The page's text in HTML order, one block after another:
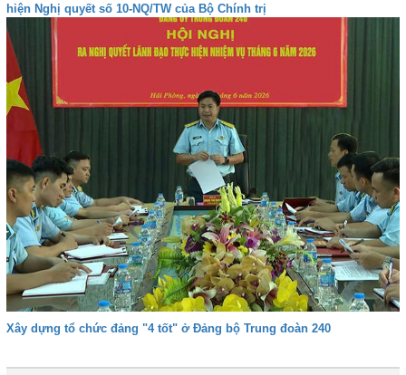
hiện Nghị quyết số 10-NQ/TW của Bộ Chính trị
Xây dựng tổ chức đảng "4 tốt" ở Đảng bộ Trung đoàn 240